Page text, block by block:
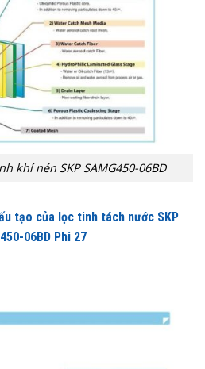
khí nén SKP SAMG450-06BD
tạo của lọc tinh tách nước SKP
06BD Phi 27